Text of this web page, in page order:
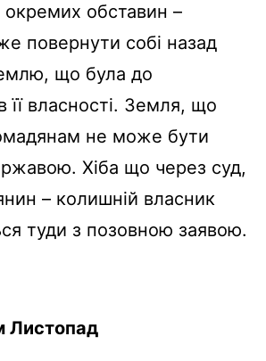
обставин –
повернути собі назад
що була до
її власності. Земля, що
не може бути
Хіба що через суд,
– колишній власник
туди з позовною заявою.
Листопад